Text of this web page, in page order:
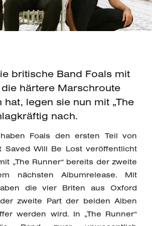
britische Band Foals mit
die härtere Marschroute
legen sie nun mit „The
nach.
Foals den ersten Teil von
Saved Will Be Lost veröffentlicht
„The Runner“ bereits der zweite
nächsten Albumrelease. Mit
die vier Briten aus Oxford
zweite Part der beiden Alben
werden wird. In „The Runner“